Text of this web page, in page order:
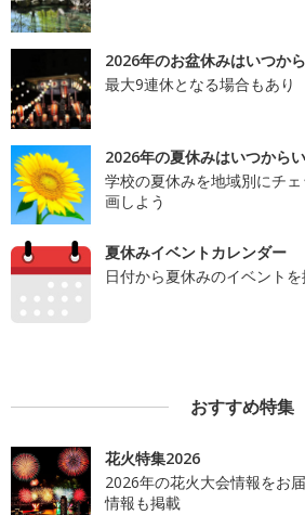
2026年のお盆休みはいつか
最大9連休となる場合もあり
2026年の夏休みはいつから
学校の夏休みを地域別にチ
画しよう
夏休みイベントカレンダー
日付から夏休みのイベントを
おすすめ特集
花火特集2026
2026年の花火大会情報をお
情報も掲載